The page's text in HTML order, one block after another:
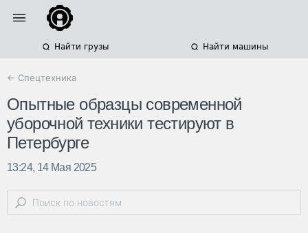
Найти грузы Найти машины
← Спецтехника
Опытные образцы современной
уборочной техники тестируют в
Петербурге
13:24, 14 Мая 2025